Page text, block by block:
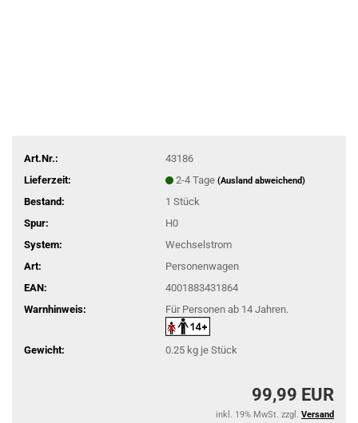
Art.Nr.:
43186
Lieferzeit:
2-4 Tage (Ausland abweichend)
Bestand: 1 Stück
Spur:
H0
System:
Wechselstrom
Art:
Personenwagen
EAN:
4001883431864
Warnhinweis:
Für Personen ab 14 Jahren.
Gewicht: 0.25kg je Stück
99,99 EUR
inkl. 19% MwSt. zzgl. Versand